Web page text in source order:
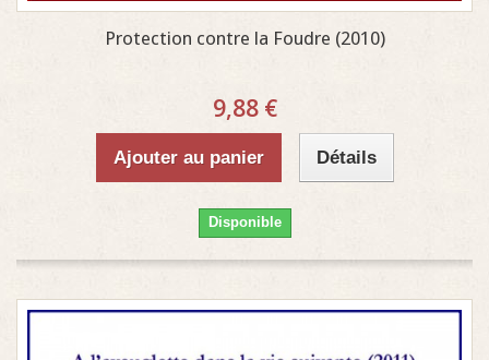
Protection contre la Foudre (2010)
9,88 €
Ajouter au panier Détails
Disponible